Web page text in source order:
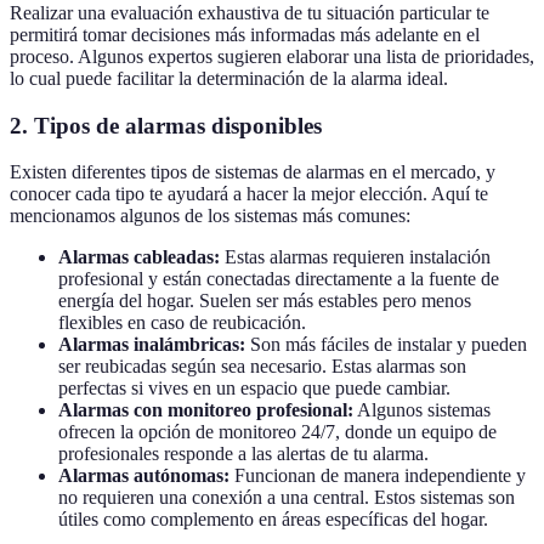
Realizar una evaluación exhaustiva de tu situación particular te
permitirá tomar decisiones más informadas más adelante en el
proceso. Algunos expertos sugieren elaborar una lista de prioridades,
lo cual puede facilitar la determinación de la alarma ideal.
2. Tipos de alarmas disponibles
Existen diferentes tipos de sistemas de alarmas en el mercado, y
conocer cada tipo te ayudará a hacer la mejor elección. Aquí te
mencionamos algunos de los sistemas más comunes:
Alarmas cableadas: Estas alarmas requieren instalación
profesional y están conectadas directamente a la fuente de
energía del hogar. Suelen ser más estables pero menos
flexibles en caso de reubicación.
Alarmas inalámbricas: Son más fáciles de instalar y pueden
ser reubicadas según sea necesario. Estas alarmas son
perfectas si vives en un espacio que puede cambiar.
Alarmas con monitoreo profesional: Algunos sistemas
ofrecen la opción de monitoreo 24/7, donde un equipo de
profesionales responde a las alertas de tu alarma.
Alarmas autónomas: Funcionan de manera independiente y
no requieren una conexión a una central. Estos sistemas son
útiles como complemento en áreas específicas del hogar.